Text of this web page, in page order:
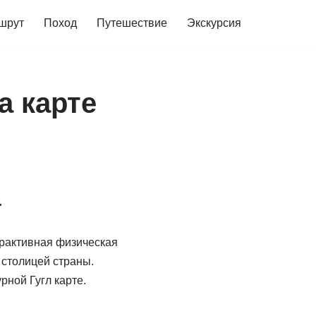
Поход Путешествие Экскурсия
карте
физическая
страны.
Гугл карте.